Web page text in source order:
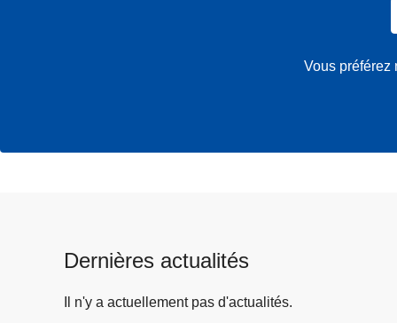
Vous préférez
Dernières actualités
Il n'y a actuellement pas d'actualités.